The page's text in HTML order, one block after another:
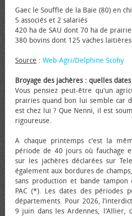
Gaec le Souffle de la Baie (80) en
5 associés et 2 salariés
420 ha de SAU dont 70 ha de
380 bovins dont 125 vaches laitières
Source : Web-Agri/Delphine Scohy
Broyage des jachères : quelles
Vous pensiez peut-être qu'un
prairies quand bon lui semble car
est chez lui ? Que Nenni, il est
rigoureuse.
A chaque printemps c'est la
période de 40 jours où fauchage
sur les jachères déclarées sur
également aux bordures de
sans production et bande
PAC (*). Les dates des périodes
départements. Pour 2026,
9 juin dans les Ardennes, l'Allier,